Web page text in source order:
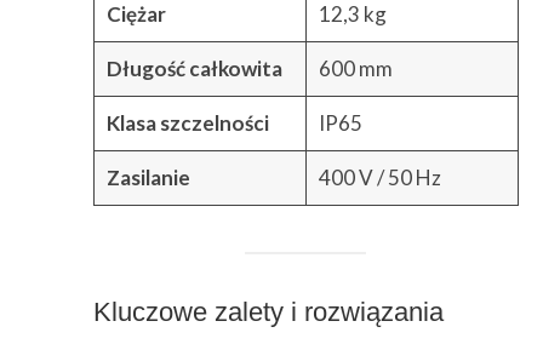
Ciężar 12,3 kg
Długość całkowita 600 mm
Klasa szczelności IP65
Zasilanie 400 V / 50 Hz
Kluczowe zalety i rozwiązania